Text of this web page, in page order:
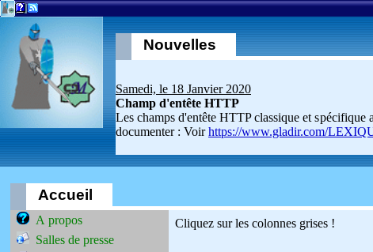
Nouvelles
Accueil
A propos
Salles de presse
Cliquez sur les colonnes grises !